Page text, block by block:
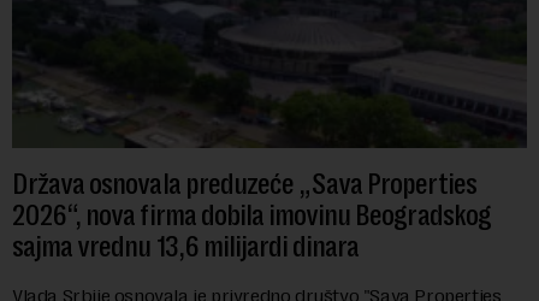
Država osnovala preduzeće „Sava Properties
2026“, nova firma dobila imovinu Beogradskog
sajma vrednu 13,6 milijardi dinara
Vlada Srbije osnovala je privredno društvo "Sava Properties